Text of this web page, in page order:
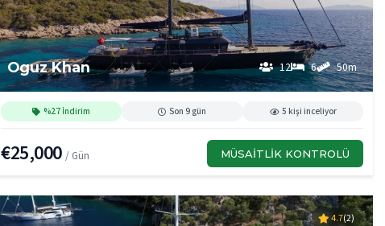
Oguz Khan 12 6 50m
%27 İndirim Son 9 gün 5 kişi inceliyor
€25,000 / Gün MÜSAITLIK KONTROLÜ
4.7(2)